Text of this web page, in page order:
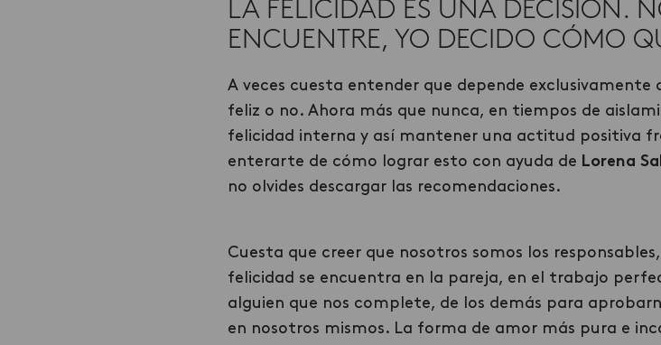
LA FELICIDAD ES UNA DECISIÓN.
ENCUENTRE, YO DECIDO CÓMO
A veces cuesta entender que depende exclusivamente
feliz o no. Ahora más que nunca, en tiempos de
felicidad interna y así mantener una actitud positiva
enterarte de cómo lograr esto con ayuda de Lorena
no olvides descargar las recomendaciones.
Cuesta que creer que nosotros somos los
felicidad se encuentra en la pareja, en el trabajo
alguien que nos complete, de los demás para
en nosotros mismos. La forma de amor más pura e